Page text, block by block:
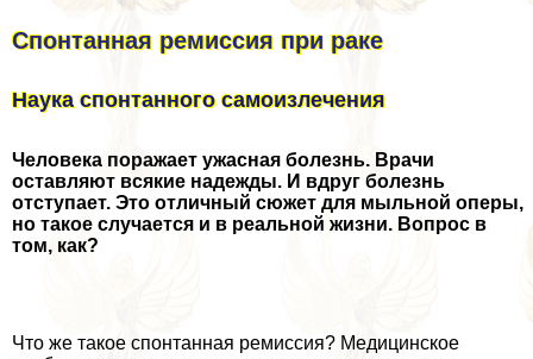
Спонтанная ремиссия при paке
Наука спонтанного самоизлечения
Человека поражает ужасная болезнь. Врачи
оставляют всякие надежды. И вдруг болезнь
отступает. Это отличный сюжет для мыльной оперы,
но такое случается и в реальной жизни. Вопрос в
том, как?
Что же такое спонтанная ремиссия? Медицинское